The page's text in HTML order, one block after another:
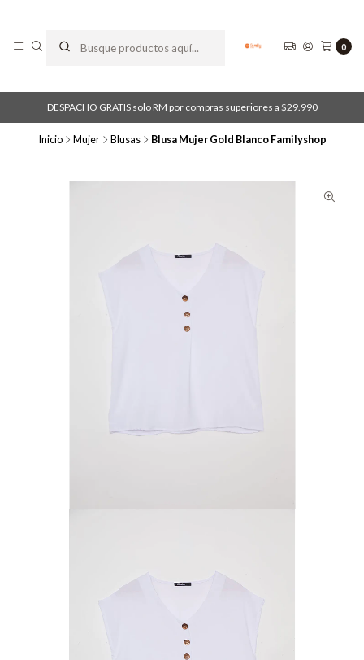
0
DESPACHO GRATIS solo RM por compras superiores a $29.990
Inicio Mujer Blusas Blusa Mujer Gold Blanco Familyshop